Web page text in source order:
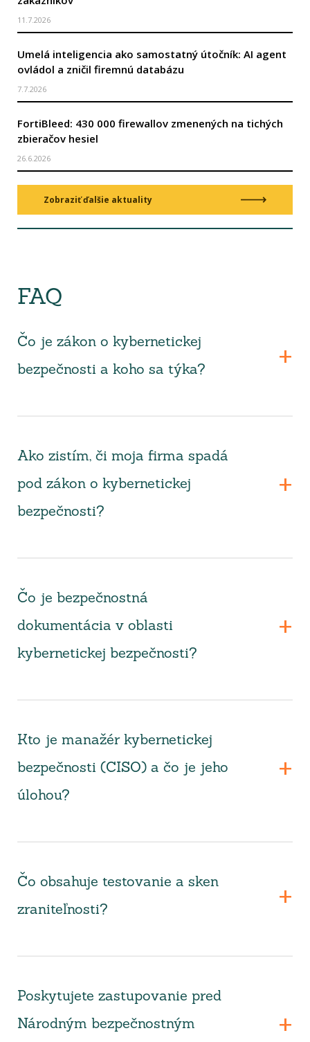
11.7.2026
Umelá inteligencia ako samostatný útočník: AI agent
ovládol a zničil firemnú databázu
7.7.2026
FortiBleed: 430 000 firewallov zmenených na tichých
zbieračov hesiel
26.6.2026
Zobraziť ďalšie aktuality
FAQ
Čo je zákon o kybernetickej
bezpečnosti a koho sa týka?
Ako zistím, či moja firma spadá
pod zákon o kybernetickej
bezpečnosti?
Čo je bezpečnostná
dokumentácia v oblasti
kybernetickej bezpečnosti?
Kto je manažér kybernetickej
bezpečnosti (CISO) a čo je jeho
úlohou?
Čo obsahuje testovanie a sken
zraniteľnosti?
Poskytujete zastupovanie pred
Národným bezpečnostným